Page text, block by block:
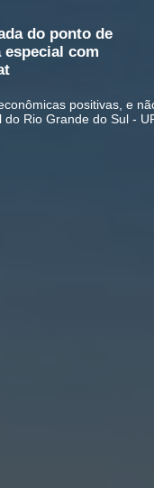
do ponto de
com
positivas, e
Rio Grande do Sul -